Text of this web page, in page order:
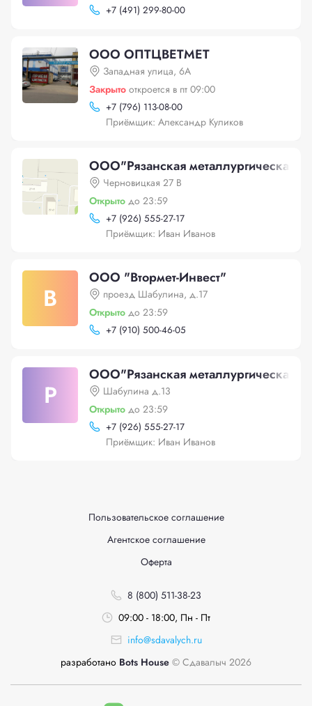
+7 (491) 299-80-00
ООО ОПТЦВЕТМЕТ
Западная улица, 6А
Закрыто откроется в пт 09:00
+7 (796) 113-08-00
Приёмщик: Александр Куликов
ООО"Рязанская металлургическая
Черновицкая 27 В
Открыто до 23:59
+7 (926) 555-27-17
Приёмщик: Иван Иванов
В
ООО "Втормет-Инвест"
проезд Шабулина, д.17
Открыто до 23:59
+7 (910) 500-46-05
Р
ООО"Рязанская металлургическая
Шабулина д.13
Открыто до 23:59
+7 (926) 555-27-17
Приёмщик: Иван Иванов
Пользовательское соглашение
Агентское соглашение
Оферта
8 (800) 511-38-23
09:00 - 18:00, Пн - Пт
info@sdavalych.ru
разработано Bots House © Сдавалыч 2026